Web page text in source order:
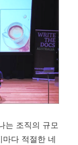
는 조직의 규모
다 적절한 네